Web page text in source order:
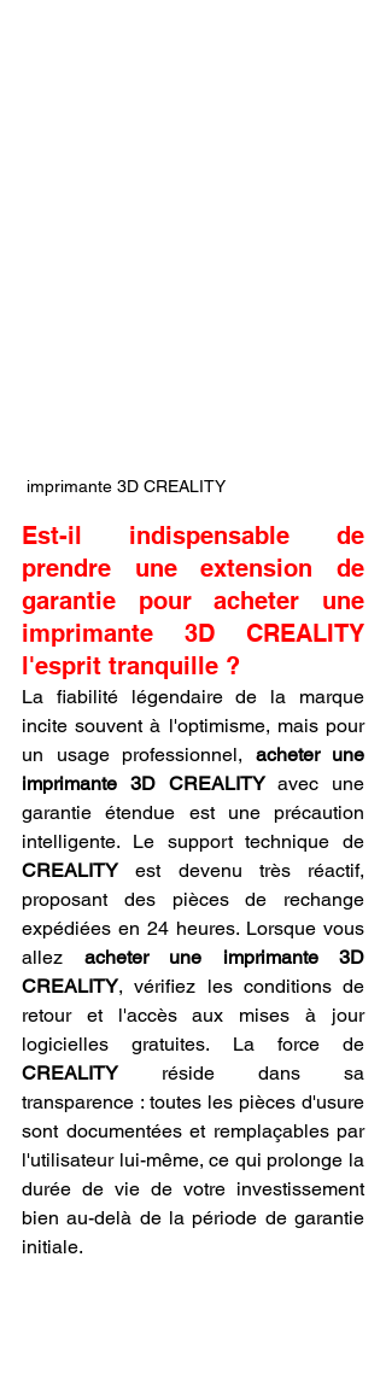
imprimante 3D CREALITY
Est-il indispensable de
prendre une extension de
garantie pour acheter une
imprimante 3D CREALITY
l'esprit tranquille ?
La fiabilité légendaire de la marque
incite souvent à l'optimisme, mais pour
un usage professionnel, acheter une
imprimante 3D CREALITY avec une
garantie étendue est une précaution
CREALITY est devenu très réactif,
proposant des pièces de rechange
expédiées en 24 heures. Lorsque vous
allez acheter une imprimante 3D
CREALITY, vérifiez les conditions de
retour et l'accès aux mises à jour
CREALITY réside dans sa
transparence : toutes les pièces d'usure
sont documentées et remplaçables par
l'utilisateur lui-même, ce qui prolonge la
durée de vie de votre investissement
bien au-delà de la période de garantie
initiale.